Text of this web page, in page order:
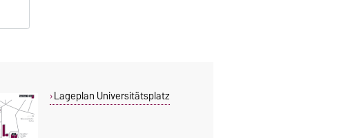
Lageplan Universitätsplatz